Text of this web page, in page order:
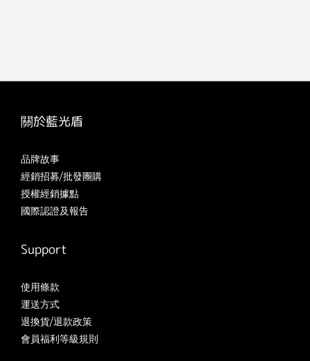
關於藍光盾
品牌故事
經銷招募/批發團購
授權經銷據點
國際認證及報告
Support
使用條款
運送方式
退換貨/退款政策
會員福利等級規則